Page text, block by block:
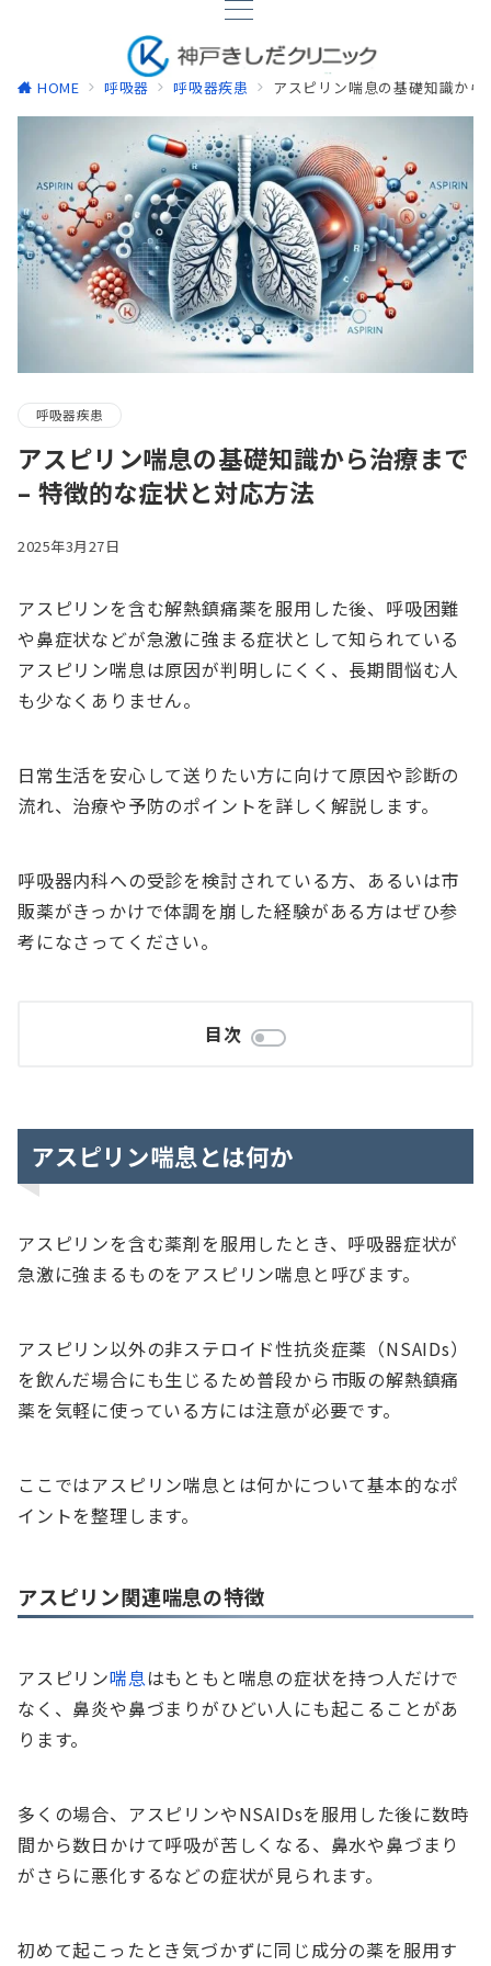
HOME 呼吸器 呼吸器疾患 アスピリン喘息の基礎知識か
呼吸器疾患
アスピリン喘息の基礎知識から治療まで
– 特徴的な症状と対応方法
2025年3月27日
アスピリンを含む解熱鎮痛薬を服用した後、呼吸困難
や鼻症状などが急激に強まる症状として知られている
アスピリン喘息は原因が判明しにくく、長期間悩む人
も少なくありません。
日常生活を安心して送りたい方に向けて原因や診断の
流れ、治療や予防のポイントを詳しく解説します。
呼吸器内科への受診を検討されている方、あるいは市
販薬がきっかけで体調を崩した経験がある方はぜひ参
考になさってください。
目次
アスピリン喘息とは何か
アスピリンを含む薬剤を服用したとき、呼吸器症状が
急激に強まるものをアスピリン喘息と呼びます。
アスピリン以外の非ステロイド性抗炎症薬（NSAIDs）
を飲んだ場合にも生じるため普段から市販の解熱鎮痛
薬を気軽に使っている方には注意が必要です。
ここではアスピリン喘息とは何かについて基本的なポ
イントを整理します。
アスピリン関連喘息の特徴
アスピリン喘息はもともと喘息の症状を持つ人だけで
なく、鼻炎や鼻づまりがひどい人にも起こることがあ
ります。
多くの場合、アスピリンやNSAIDsを服用した後に数時
間から数日かけて呼吸が苦しくなる、鼻水や鼻づまり
がさらに悪化するなどの症状が見られます。
初めて起こったとき気づかずに同じ成分の薬を服用す